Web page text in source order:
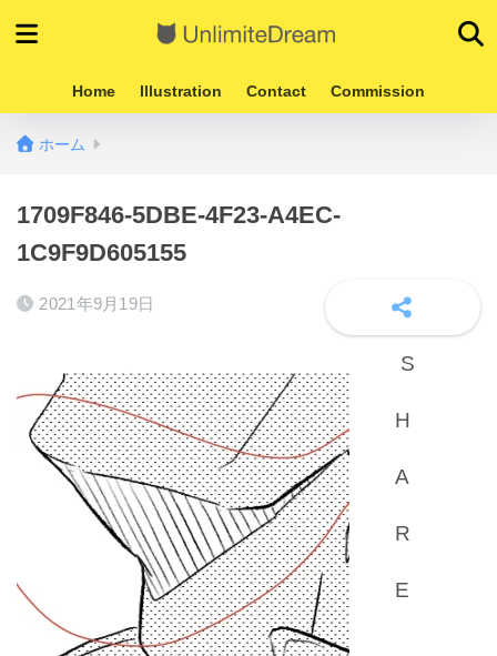
Home Illustration Contact Commission
ホーム
1709F846-5DBE-4F23-A4EC-
1C9F9D605155
2021年9月19日